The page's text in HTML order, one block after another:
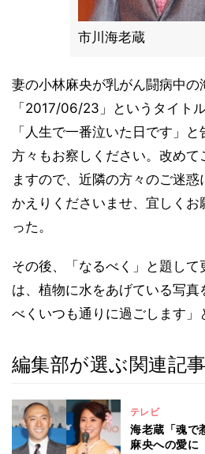
市川海老蔵
妻の小林麻央が乳がん闘病中の
「2017/06/23」というタイト
「人生で一番泣いた日です」
方々もお察しください。改めて
ますので、近隣の方々のご迷
かえりくださいませ、宜しく
った。
その後、「なるべく」と題し
は、植物に水をあげている写真
べくいつも通りに過ごします」
編集部が選ぶ関連記事
テレビ
海老蔵「魂で
麻央への愛に